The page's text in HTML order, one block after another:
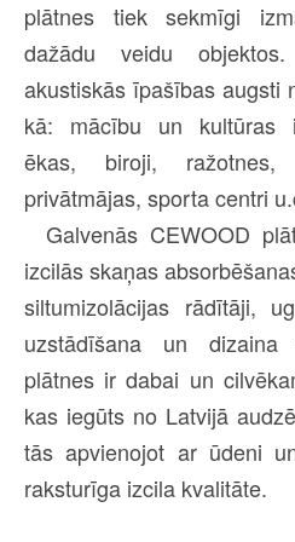
plātnes tiek sekmīgi
dažādu veidu
akustiskās īpašības augsti
kā: mācību un kultūras
ēkas, biroji, ražotnes,
privātmājas, sporta centri
Galvenās CEWOOD
izcilās skaņas
siltumizolācijas rādītāji,
uzstādīšana un dizaina
plātnes ir dabai un
kas iegūts no Latvijā
tās apvienojot ar ūdeni
raksturīga izcila kvalitāte.